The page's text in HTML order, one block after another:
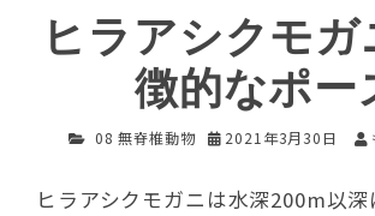
ヒラアシクモガ
徴的なポー
08 無脊椎動物 2021年3月30日
ヒラアシクモガニは水深200m以深